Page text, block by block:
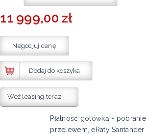
11 999,00 zł
Negocjuj cenę
Dodaj do koszyka
Weź leasing teraz
Płatność gotówką -
przelewem, eRaty